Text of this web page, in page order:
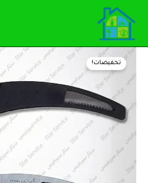
المحتوى
تخفيضات!
السعر
الأصلي
هو:
120,00 EGP.
كمية
منشار
خشب
لقص
الاشجار